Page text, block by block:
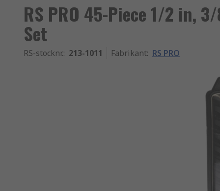
RS PRO 45-Piece 1/2 in,
Set
RS-stocknr.: 213-1011 Fabrikant: RS PRO